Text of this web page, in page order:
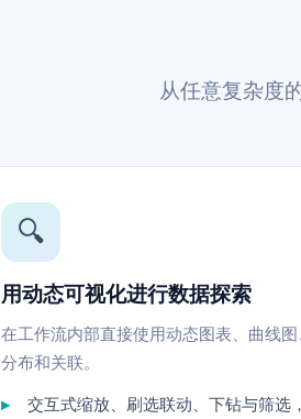
从任意复杂度
🔍
用动态可视化进行数据探索
在工作流内部直接使用动态图表、曲线图
分布和关联。
交互式缩放、刷选联动、下钻与筛选